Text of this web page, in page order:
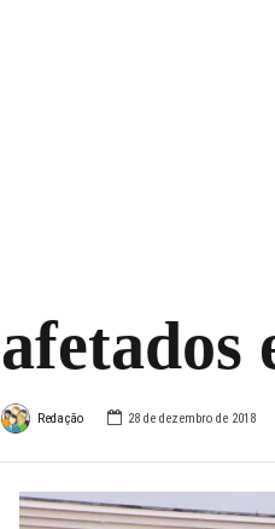
afetados
Redação 28 de dezembro de 2018